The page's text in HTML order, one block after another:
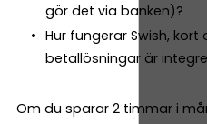
gör det via banken)?
Hur fungerar Swish,
betallösningar är
Om du sparar 2 timmar i